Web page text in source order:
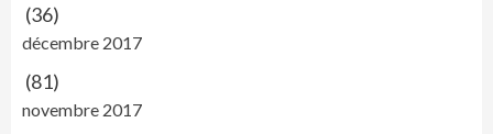
(36)
décembre 2017
(81)
novembre 2017